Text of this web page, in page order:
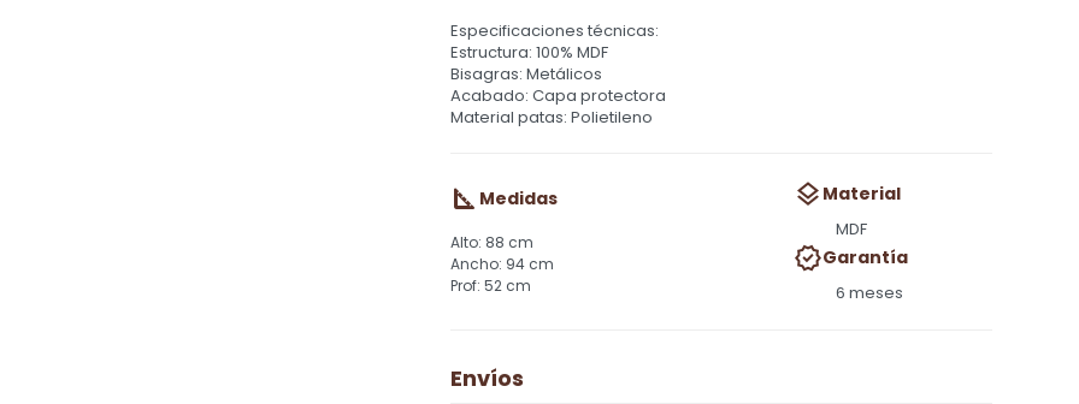
Especificaciones técnicas:
Estructura: 100% MDF
Bisagras: Metálicos
Acabado: Capa protectora
Material patas: Polietileno
Medidas
88 cm
94 cm
52 cm
Material
MDF
Garantía
6 meses
Envíos